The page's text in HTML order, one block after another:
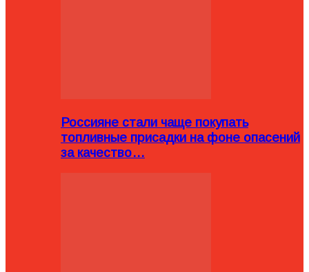
Россияне стали чаще покупать
топливные присадки на фоне опасений
за качество…